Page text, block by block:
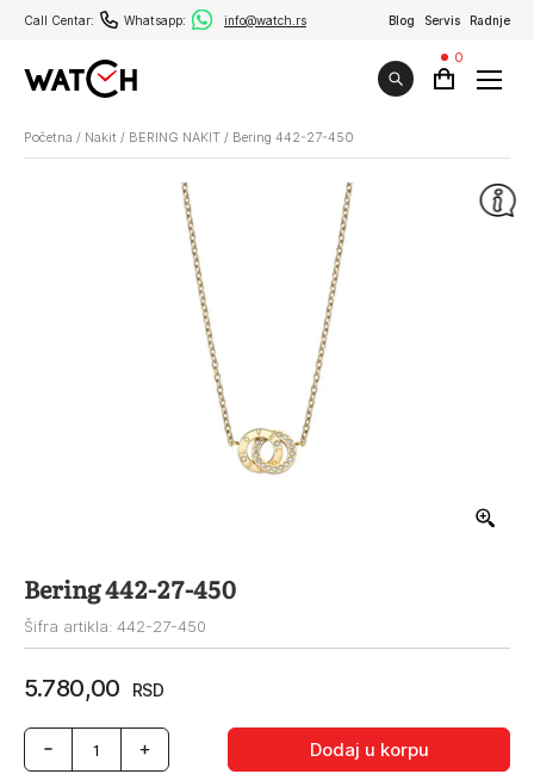
Call Centar: Whatsapp: info@watch.rs Blog Servis Radnje
0
Početna / Nakit / BERING NAKIT / Bering 442-27-450
Bering 442-27-450
Šifra artikla: 442-27-450
5.780,00 RSD
Bering
442-
Dodaj u korpu